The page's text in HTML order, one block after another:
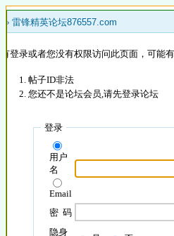
» 雷锋精英论坛876557.com
登录或者您没有权限访问此页面，可能
帖子ID非法
您还不是论坛会员,请先登录论坛
登录
用户
名
Email
密 码
隐身